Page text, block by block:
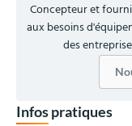
Concepteur et
aux besoins
des
Infos pratiques